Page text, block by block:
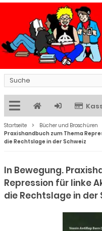
Startseite Bücher und Broschüren
Praxishandbuch zum Thema
die Rechtslage in der Schweiz
In Bewegung.
Repression für linke
die Rechtslage in der